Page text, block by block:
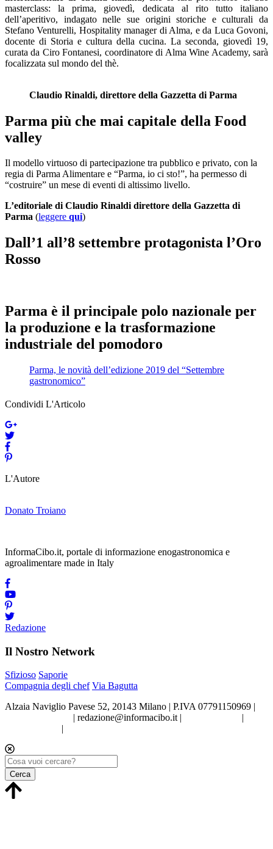
masterclass: la prima, giovedì, dedicata al rito tutto italiano
dell’aperitivo, indagato nelle sue origini storiche e culturali da
Stefano Venturelli, Hospitality manager di Alma, e da Luca Govoni,
docente di Storia e cultura della cucina. La seconda, giovedì 19,
curata da Ciro Fontanesi, coordinatore di Alma Wine Academy, sarà
focalizzata sul mondo del thè.
Claudio Rinaldi, direttore della Gazzetta di Parma
Parma più che mai capitale della Food
valley
Il modello virtuoso di partecipazione tra pubblico e privato, con la
regia di Parma Alimentare e “Parma, io ci sto!”, ha permesso di
“costruire” un mese di eventi di altissimo livello.
L’editoriale di Claudio Rinaldi direttore della Gazzetta di
Parma (leggere qui)
Dall’1 all’8 settembre protagonista l’Oro
Rosso
Parma è il principale polo nazionale per
la produzione e la trasformazione
industriale del pomodoro
Parma, le novità dell’edizione 2019 del “Settembre
gastronomico”
Condividi L'Articolo
L'Autore
Donato Troiano
InformaCibo.it, portale di informazione enogastronomica e
agroalimentare made in Italy
Redazione
Il Nostro Network
Sfizioso Saporie
Compagnia degli chef Via Bagutta
Alzaia Naviglio Pavese 52, 20143 Milano | P.IVA 07791150969 |
| redazione@informacibo.it |
|
|
Cerca